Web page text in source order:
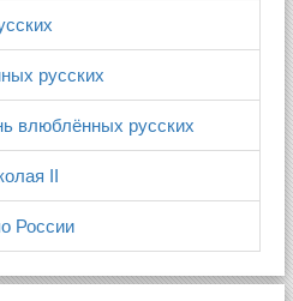
русских
влюблённых русских
II
России